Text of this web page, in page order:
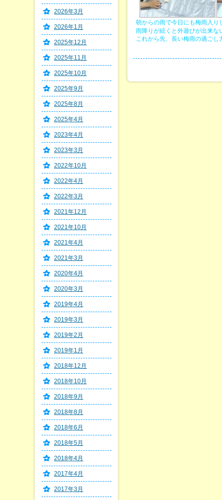
朝からの雨で今日にも梅雨入り
雨降りが続くと外遊びが出来
これから先、長い梅雨の過ご
2026年3月
2026年1月
2025年12月
2025年11月
2025年10月
2025年9月
2025年8月
2025年4月
2023年4月
2023年3月
2022年10月
2022年4月
2022年3月
2021年12月
2021年10月
2021年4月
2021年3月
2020年4月
2020年3月
2019年4月
2019年3月
2019年2月
2019年1月
2018年12月
2018年10月
2018年9月
2018年8月
2018年6月
2018年5月
2018年4月
2017年4月
2017年3月